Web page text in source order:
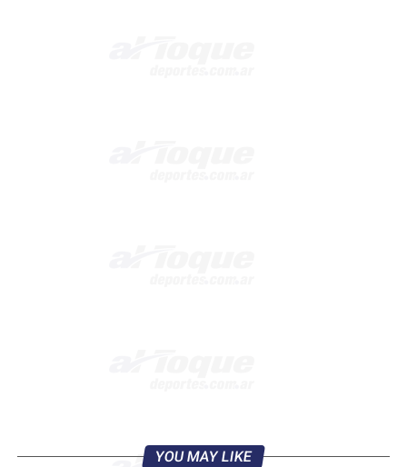
YOU MAY LIKE